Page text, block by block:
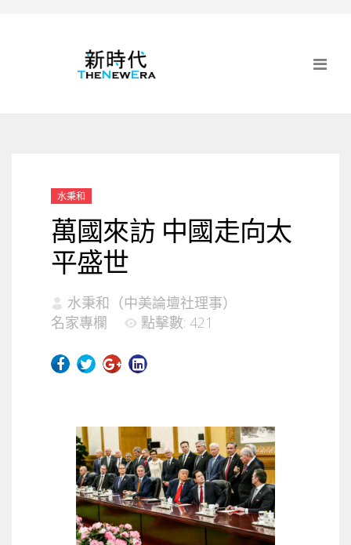
水秉和
萬國來訪 中國走向太
平盛世
水秉和（中美論壇社理事）
名家專欄
點擊數: 421